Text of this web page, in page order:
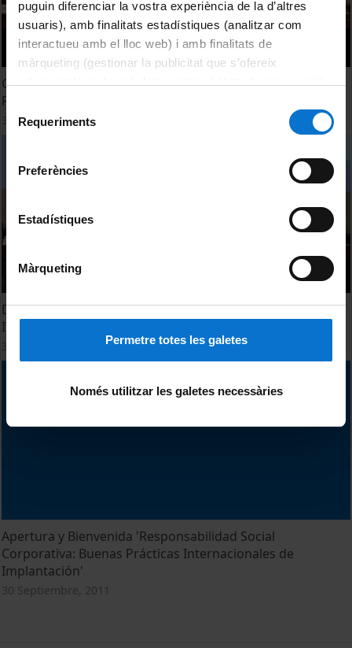
puguin diferenciar la vostra experiència de la d’altres
usuaris), amb finalitats estadístiques (analitzar com
interactueu amb el lloc web) i amb finalitats de
màrqueting (gestionar la publicitat que s’ofereix
consultar laPolítica de galetes del lloc web de la
Selecció
Requeriments
Preferències
Estadístiques
Màrqueting
Permetre totes les galetes
Només utilitzar les galetes necessàries
Clausura 'Responsabilidad Social Corporativa: Buenas
Prácticas Internacionales de Implantación'
30 Septiembre, 2011
Doble entrada de la RSC en Clece: SA 8000 y Técnico de
Inserción Laboral
30 Septiembre, 2011
Apertura y Bienvenida 'Responsabilidad Social
Corporativa: Buenas Prácticas Internacionales de
Implantación'
30 Septiembre, 2011